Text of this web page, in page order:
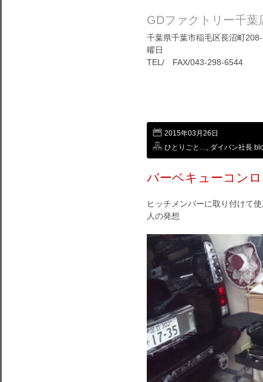
GDファクトリー千葉
千葉県千葉市稲毛区長沼町
曜日
TEL/ FAX/043-298-6544
2015年03月26日
ひとりごと…, ダイバン社長
バーベキューコン
ヒッチメンバーに取り付けて
人の発想